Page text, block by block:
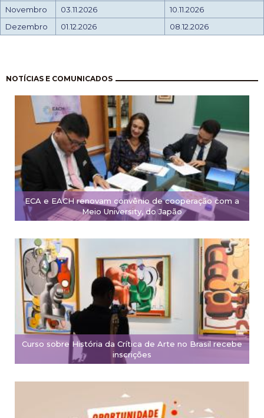
Novembro
03.11.2026
10.11.2026
Dezembro
01.12.2026 08.12.2026
NOTÍCIAS E COMUNICADOS
ECA e EACH renovam convênio de cooperação com a
Meio University, do Japão
Curso sobre História da Crítica de Arte no Brasil recebe
inscrições
Paginación